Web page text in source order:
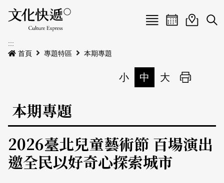
Menu
最新公告
本期專題
歷史專題
活動特區
活動列表
活動日曆
關於我們
常見問答
我要刊登
活動日曆活動地圖
展
:::
首頁
專題特區 本期專題
小 中 大
本期專題
2026臺北兒童藝術節 百場演出
邀全民以好奇心探索城市